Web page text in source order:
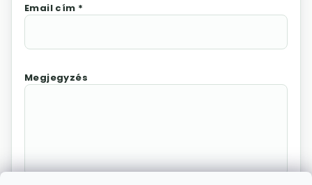
Email cím *
Megjegyzés